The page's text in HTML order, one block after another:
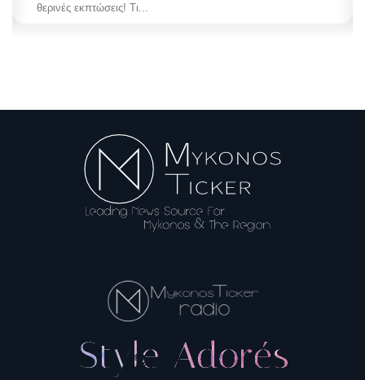
θερινές εκπτώσεις! Τι...